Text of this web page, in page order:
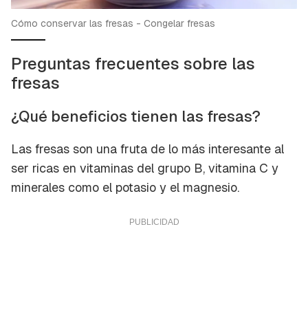
Cómo conservar las fresas - Congelar fresas
Preguntas frecuentes sobre las
fresas
¿Qué beneficios tienen las fresas?
Las fresas son una fruta de lo más interesante al
ser ricas en vitaminas del grupo B, vitamina C y
minerales como el potasio y el magnesio.